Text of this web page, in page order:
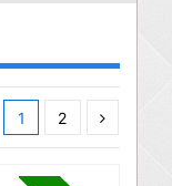
1 2